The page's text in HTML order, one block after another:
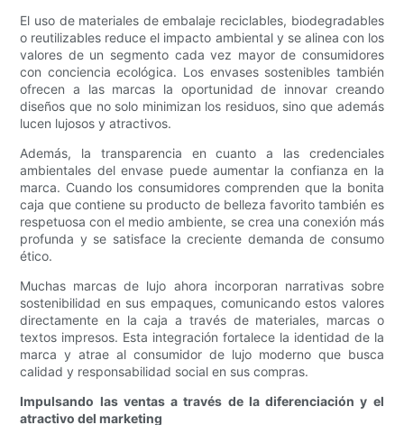
El uso de materiales de embalaje reciclables, biodegradables
o reutilizables reduce el impacto ambiental y se alinea con los
valores de un segmento cada vez mayor de consumidores
con conciencia ecológica. Los envases sostenibles también
ofrecen a las marcas la oportunidad de innovar creando
diseños que no solo minimizan los residuos, sino que además
lucen lujosos y atractivos.
Además, la transparencia en cuanto a las credenciales
ambientales del envase puede aumentar la confianza en la
marca. Cuando los consumidores comprenden que la bonita
caja que contiene su producto de belleza favorito también es
respetuosa con el medio ambiente, se crea una conexión más
profunda y se satisface la creciente demanda de consumo
ético.
Muchas marcas de lujo ahora incorporan narrativas sobre
sostenibilidad en sus empaques, comunicando estos valores
directamente en la caja a través de materiales, marcas o
textos impresos. Esta integración fortalece la identidad de la
marca y atrae al consumidor de lujo moderno que busca
calidad y responsabilidad social en sus compras.
Impulsando las ventas a través de la diferenciación y el
atractivo del marketing